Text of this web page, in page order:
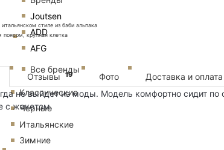
Joutsen
ADD
AFG
Все бренды
Классические
Черные
Итальянские
Зимние
Отзывы 19 Фото
Доставка и оплата
не выйдет из моды. Модель комфортно сидит по
с жакетом.